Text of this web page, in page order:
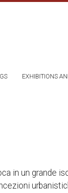
EXHIBITIONS
in un grande